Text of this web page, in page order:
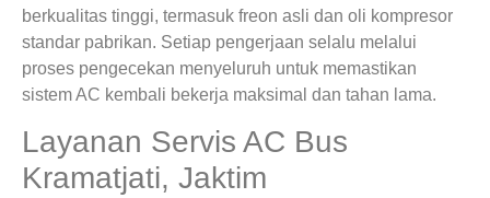
berkualitas tinggi, termasuk freon asli dan oli kompresor
standar pabrikan. Setiap pengerjaan selalu melalui
proses pengecekan menyeluruh untuk memastikan
sistem AC kembali bekerja maksimal dan tahan lama.
Layanan Servis AC Bus
Kramatjati, Jaktim